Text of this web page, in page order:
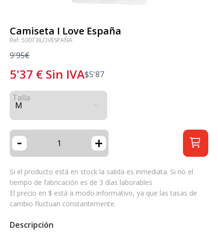
Camiseta I Love España
Ref: 50073ILOVESPAÑA
9'95€
5'37 € Sin IVA$5'87
Talla
- +
Si el producto está en stock la salida es inmediata. Si no el
tiempo de fabricación es de 3 días laborables
El precio en $ está a modo informativo, ya que las tasas de
cambio fluctuan constantemente.
Descripción